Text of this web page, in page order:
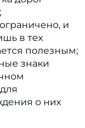
и
в тех
полезным;
знаки
о них